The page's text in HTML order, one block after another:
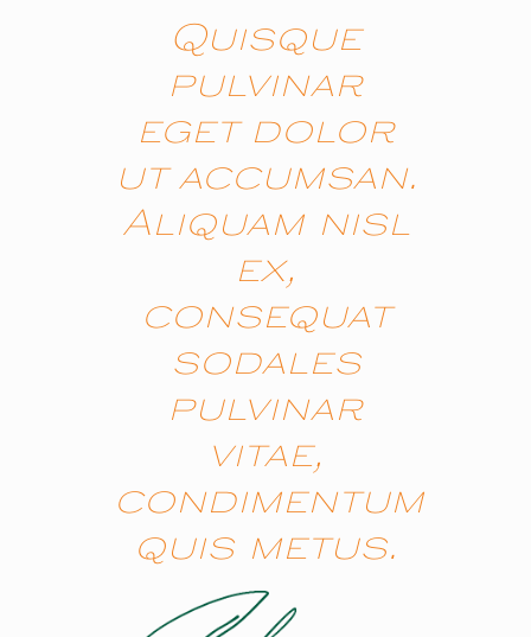
Quisque
pulvinar
eget dolor
ut accumsan.
Aliquam nisl
ex,
consequat
sodales
pulvinar
vitae,
condimentum
quis metus.